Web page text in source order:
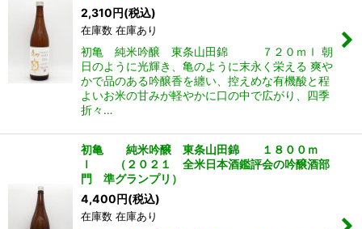
2,310円(税込)
在庫数 在庫あり
初亀 純米吟醸 東条山田錦 ７２０ｍｌ 朝
日のように光輝き、亀のように末永く栄える 爽や
かで品のある吟醸香を纏い、控えめな有機酸と程
よいお米の甘みが軽やかに口の中で広がり、四季
折々…
初亀 純米吟醸 東条山田錦 １８００ｍ
ｌ （２０２１ 全米日本酒鑑評会の吟醸酒部
門 準グランプリ）
4,400円(税込)
在庫数 在庫あり